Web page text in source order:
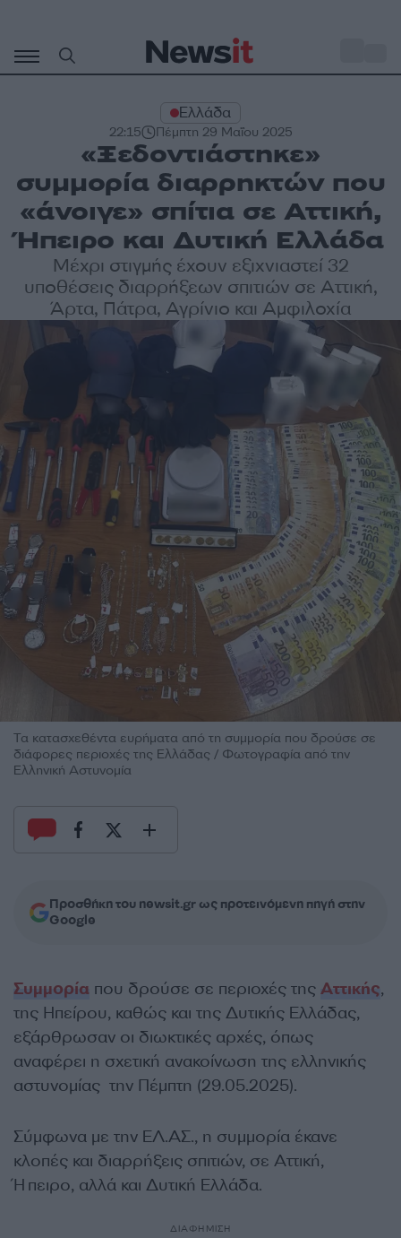
περιεχόμενο
Ελλάδα
22:15 Πέμπτη 29 Μαΐου 2025
«Ξεδοντιάστηκε»
συμμορία διαρρηκτών που
«άνοιγε» σπίτια σε Αττική,
Ήπειρο και Δυτική Ελλάδα
Μέχρι στιγμής έχουν εξιχνιαστεί 32
υποθέσεις διαρρήξεων σπιτιών σε Αττική,
Άρτα, Πάτρα, Αγρίνιο και Αμφιλοχία
Τα κατασχεθέντα ευρήματα από τη συμμορία που δρούσε σε
διάφορες περιοχές της Ελλάδας / Φωτογραφία από την
Ελληνική Αστυνομία
Προσθήκη του newsit.gr ως προτεινόμενη πηγή στην
Google
Συμμορία που δρούσε σε περιοχές της Αττικής,
της Ηπείρου, καθώς και της Δυτικής Ελλάδας,
εξάρθρωσαν οι διωκτικές αρχές, όπως
αναφέρει η σχετική ανακοίνωση της ελληνικής
αστυνομίας την Πέμπτη (29.05.2025).
Σύμφωνα με την ΕΛ.ΑΣ., η συμμορία έκανε
κλοπές και διαρρήξεις σπιτιών, σε Αττική,
Ήπειρο, αλλά και Δυτική Ελλάδα.
ΔΙΑΦΗΜΙΣΗ